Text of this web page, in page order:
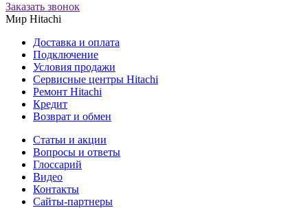
Заказать звонок
Мир Hitachi
Доставка и оплата
Подключение
Условия продажи
Сервисные центры Hitachi
Ремонт Hitachi
Кредит
Возврат и обмен
Cтатьи и акции
Вопросы и ответы
Глоссарий
Видео
Контакты
Сайты-партнеры